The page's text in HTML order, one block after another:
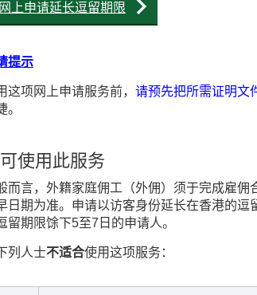
上申请延长逗留期限
提示
这项网上申请服务前， 请预先把所需证明文
。
使用此服务
而言，外籍家庭佣工（外佣）须于完成雇
日期为准。申请以访客身份延长在香港的
留期限馀下5至7日的申请人。
列人士不适合使用这项服务：